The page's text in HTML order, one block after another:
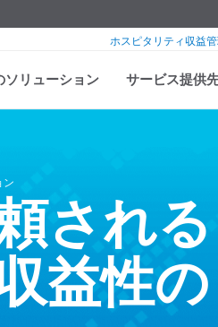
ソリューション サービス提供
ホスピタリティ収益
ン
される
益性の